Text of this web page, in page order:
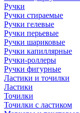
Ручки
Ручки стираемые
Ручки гелевые
Ручки перьевые
Ручки шариковые
Ручки капиллярные
Ручки-роллеры
Ручки фигурные
Ластики и точилки
Ластики
Точилки
Точилки с ластиком